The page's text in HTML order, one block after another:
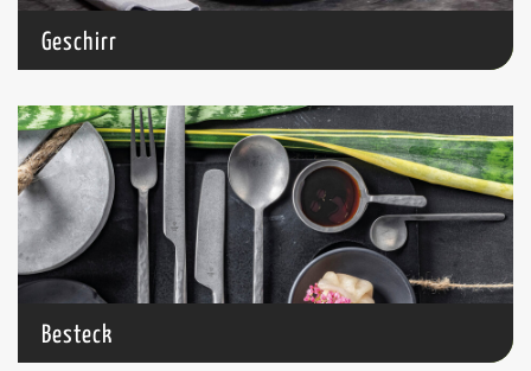
Geschirr
Besteck